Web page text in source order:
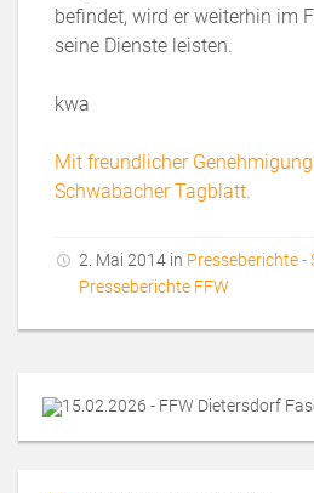
befindet, wird er weiterhin im
seine Dienste leisten.
kwa
Mit freundlicher
Schwabacher Tagblatt.
2. Mai 2014 in Presseberichte
Presseberichte FFW